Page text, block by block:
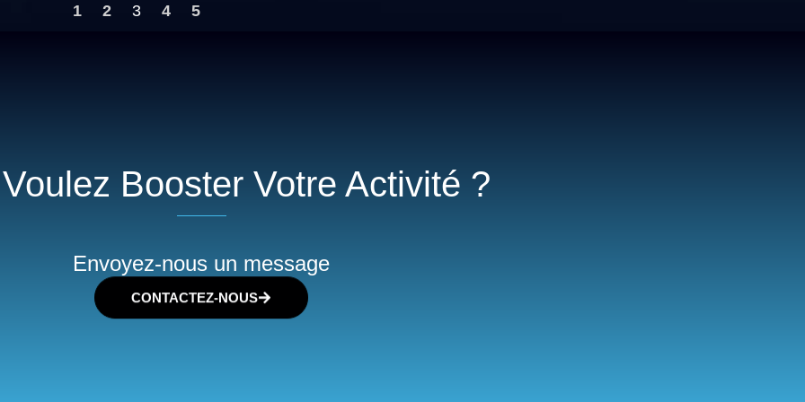
1 2 3 4 5
Booster Votre Activité ?
Envoyez-nous un message
CONTACTEZ-NOUS